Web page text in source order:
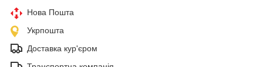
Нова Пошта
Укрпошта
Доставка кур'єром